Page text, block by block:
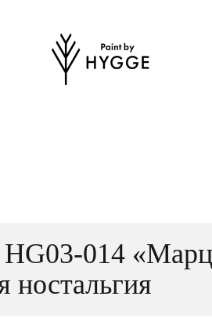
014
ностальгия